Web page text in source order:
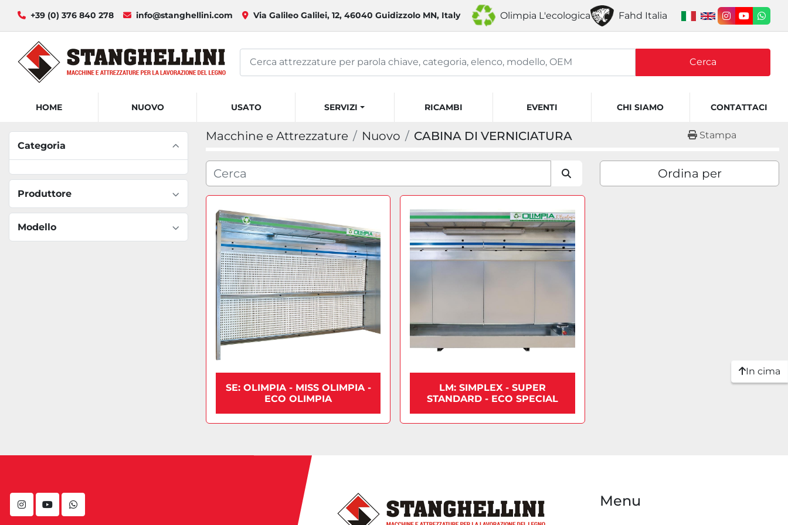
+39 (0) 376 840 278 info@stanghellini.com Via Galileo Galilei, 12, 46040 Guidizzolo MN, Italy Olimpia L'ecologica Fahd Italia
instagram
youtube
Cerca
HOME EVENTI
NUOVO USATO SERVIZI RICAMBI CHI SIAMO CONTATTACI
Categoria
Produttore
Modello
Macchine e Attrezzature Nuovo CABINA DI VERNICIATURA Stampa
Ordina per
SE: OLIMPIA - MISS OLIMPIA -
ECO OLIMPIA
LM: SIMPLEX - SUPER
STANDARD - ECO SPECIAL
In cima
instagramyoutubewhatsapp
Menu